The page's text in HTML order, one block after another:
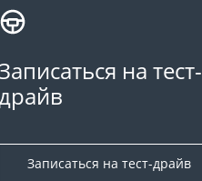
на тест-
Записаться на тест-драйв